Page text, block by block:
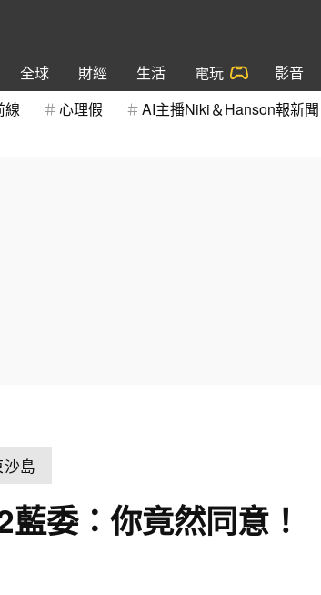
全球 財經 生活 電玩 影音
線 心理假 AI主播Niki＆Hanson報新聞
島
委：你竟然同意！